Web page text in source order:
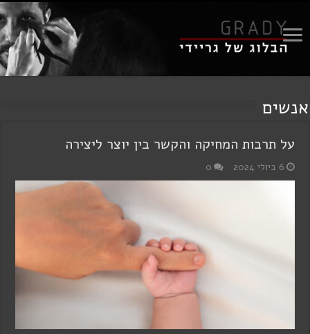
אנשים
על תרבות המחיקה והקשר בין יוצר ליצירה
6 ביולי 2024 0